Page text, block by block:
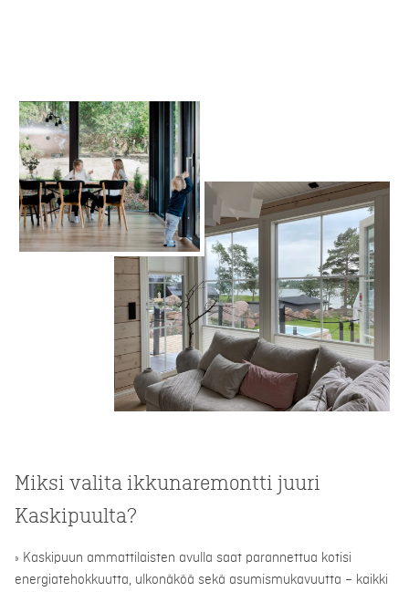
Miksi valita ikkunaremontti juuri
Kaskipuulta?
» Kaskipuun ammattilaisten avulla saat parannettua kotisi
energiatehokkuutta, ulkonäköä sekä asumismukavuutta – kaikki